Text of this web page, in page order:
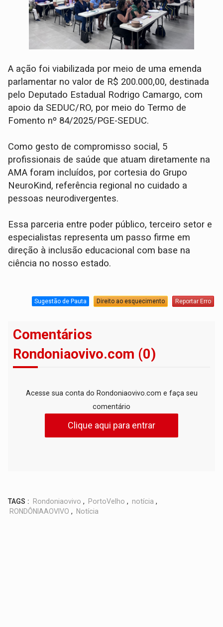
A ação foi viabilizada por meio de uma emenda
parlamentar no valor de R$ 200.000,00, destinada
pelo Deputado Estadual Rodrigo Camargo, com
apoio da SEDUC/RO, por meio do Termo de
Fomento nº 84/2025/PGE-SEDUC.
Como gesto de compromisso social, 5
profissionais de saúde que atuam diretamente na
AMA foram incluídos, por cortesia do Grupo
NeuroKind, referência regional no cuidado a
pessoas neurodivergentes.
Essa parceria entre poder público, terceiro setor e
especialistas representa um passo firme em
direção à inclusão educacional com base na
ciência no nosso estado.
Sugestão de Pauta Direito ao esquecimento Reportar Erro
Comentários
Rondoniaovivo.com (0)
Acesse sua conta do Rondoniaovivo.com e faça seu
comentário
Clique aqui para entrar
TAGS : Rondoniaovivo , PortoVelho , notícia ,
RONDÔNIAAOVIVO , Notícia